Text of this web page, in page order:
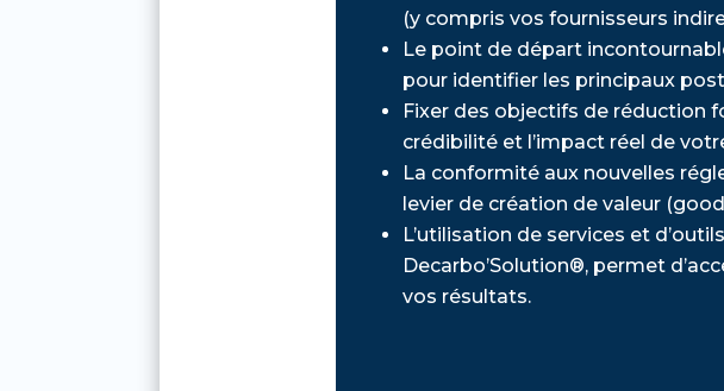
(y compris vos fournisseurs
Le point de départ
pour identifier les principaux
Fixer des objectifs de réduction
crédibilité et l’impact réel de
La conformité aux nouvelles
levier de création de valeur
L’utilisation de services et
Decarbo’Solution®, permet
vos résultats.